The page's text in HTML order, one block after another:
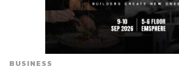
BUSINESS